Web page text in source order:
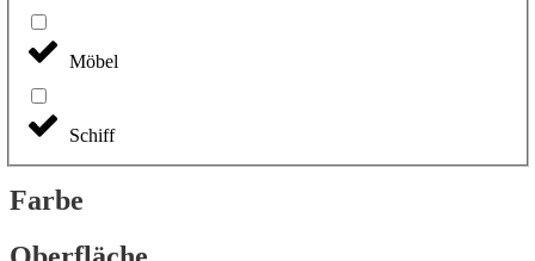
Möbel
Schiff
Farbe